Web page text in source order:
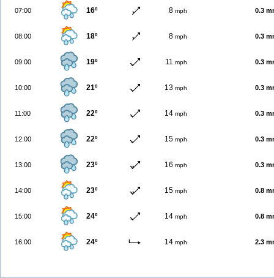
07:00 16º 8 mph 0.3
08:00 18º 8 mph 0.3
09:00 19º 11 mph 0.3
10:00 21º 13 mph 0.3
11:00 22º 14 mph 0.3
12:00 22º 15 mph 0.3
13:00 23º 16 mph 0.3
14:00 23º 15 mph 0.8
15:00 24º 14 mph 0.8
16:00 24º 14 mph 2.3